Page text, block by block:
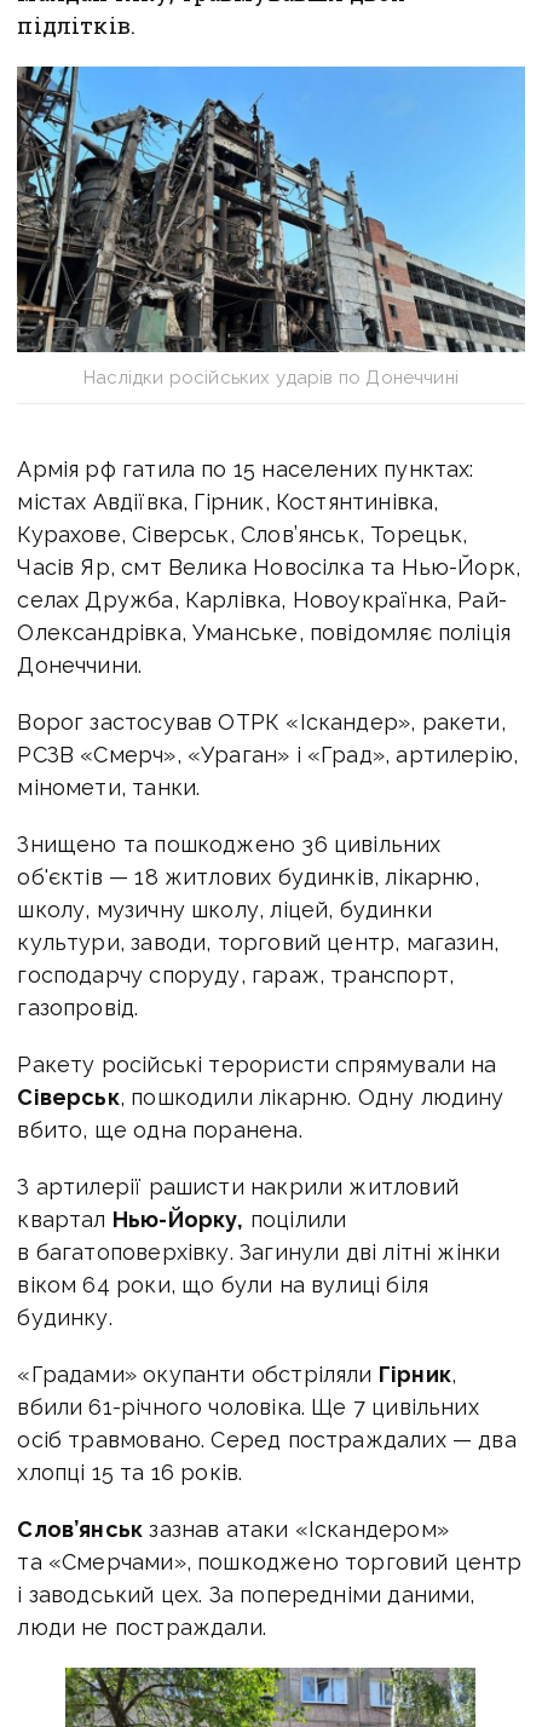
підлітків.
Наслідки російських ударів по Донеччині
Армія рф гатила по 15 населених пунктах:
містах Авдіївка, Гірник, Костянтинівка,
Курахове, Сіверськ, Слов’янськ, Торецьк,
Часів Яр, смт Велика Новосілка та Нью-Йорк,
селах Дружба, Карлівка, Новоукраїнка, Рай-
Олександрівка, Уманське, повідомляє поліція
Донеччини.
Ворог застосував ОТРК «Іскандер», ракети,
РСЗВ «Смерч», «Ураган» і «Град», артилерію,
міномети, танки.
Знищено та пошкоджено 36 цивільних
об'єктів — 18 житлових будинків, лікарню,
школу, музичну школу, ліцей, будинки
культури, заводи, торговий центр, магазин,
господарчу споруду, гараж, транспорт,
газопровід.
Ракету російські терористи спрямували на
Сіверськ, пошкодили лікарню. Одну людину
вбито, ще одна поранена.
З артилерії рашисти накрили житловий
квартал Нью-Йорку, поцілили
в багатоповерхівку. Загинули дві літні жінки
віком 64 роки, що були на вулиці біля
будинку.
«Градами» окупанти обстріляли Гірник,
вбили 61-річного чоловіка. Ще 7 цивільних
осіб травмовано. Серед постраждалих — два
хлопці 15 та 16 років.
Слов’янськ зазнав атаки «Іскандером»
та «Смерчами», пошкоджено торговий центр
і заводський цех. За попередніми даними,
люди не постраждали.